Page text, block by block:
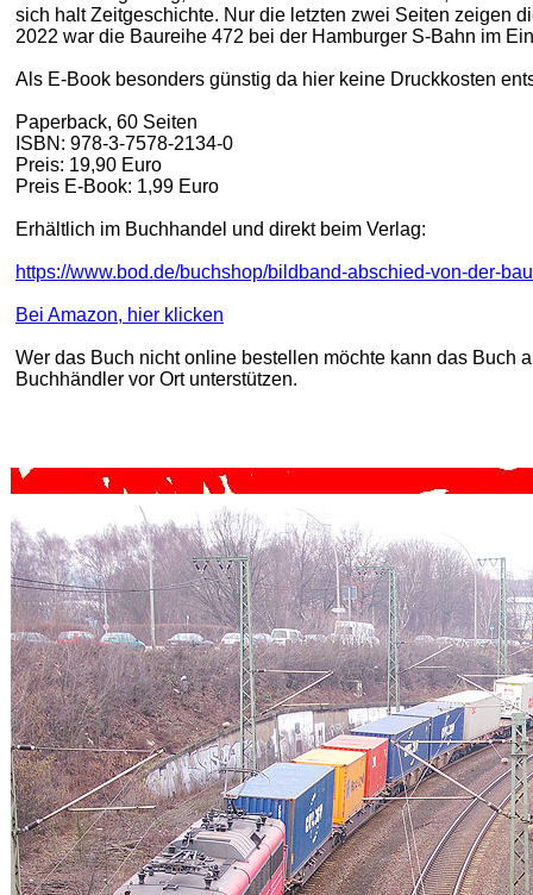
sich halt Zeitgeschichte. Nur die letzten zwei Seiten zeigen
2022 war die Baureihe 472 bei der Hamburger S-Bahn im
Als E-Book besonders günstig da hier keine Druckkosten
Paperback, 60 Seiten
ISBN: 978-3-7578-2134-0
Preis: 19,90 Euro
Preis E-Book: 1,99 Euro
Erhältlich im Buchhandel und direkt beim Verlag:
https://www.bod.de/buchshop/bildband-abschied-von-der-
Bei Amazon, hier klicken
Wer das Buch nicht online bestellen möchte kann das Buch
Buchhändler vor Ort unterstützen.